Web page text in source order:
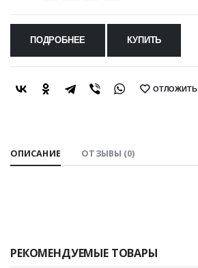
ПОДРОБНЕЕ КУПИТЬ
SHARE: ОТЛОЖИТЬ
ОПИСАНИЕ ОТЗЫВЫ (0)
РЕКОМЕНДУЕМЫЕ ТОВАРЫ